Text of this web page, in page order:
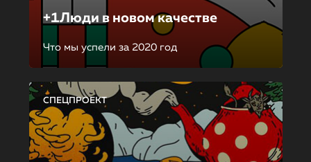
+1Люди в новом качестве
Что мы успели за 2020 год
СПЕЦПРОЕКТ